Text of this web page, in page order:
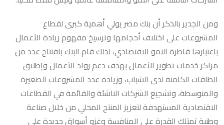
ومن الجدير بالذكر أن بنك مصر يولي أهمية كبرى لقطاع
المشروعات على اختلاف أحجامها وترسيخ مفهوم ريادة الأعمال
باعتبارها قاطرة النمو الاقتصادي، لذلك قام البنك بافتتاح عدد من
مراكز خدمات تطوير الأعمال بهدف دعم رواد الأعمال وإطلاق
الطاقات الكامنة لدى الشباب، وزيادة عدد المشروعات الصغيرة
والمتوسطة، وتشجيع الشركات الناشئة والقائمة في القطاعات
الاقتصادية المستهدفة لتعزيز المنتج المحلي من خلال صناعة
وطنية تمتلك القدرة على المنافسة وغزو أسواق جديدة على